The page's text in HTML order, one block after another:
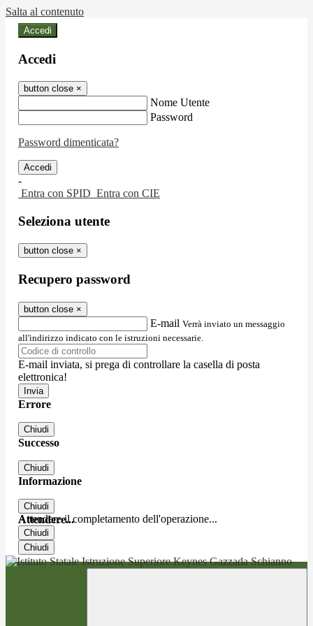
Salta al contenuto
Accedi
Accedi
button close ×
Nome Utente
Password
Password dimenticata?
-
Entra con SPID Entra con CIE
Seleziona utente
button close ×
Recupero password
button close ×
E-mail Verrà inviato un messaggio
all'indirizzo indicato con le istruzioni necessarie.
E-mail inviata, si prega di controllare la casella di posta
elettronica!
Errore
Chiudi
Successo
Chiudi
Informazione
Chiudi
Attendere...
Attendere il completamento dell'operazione...
Chiudi
Chiudi